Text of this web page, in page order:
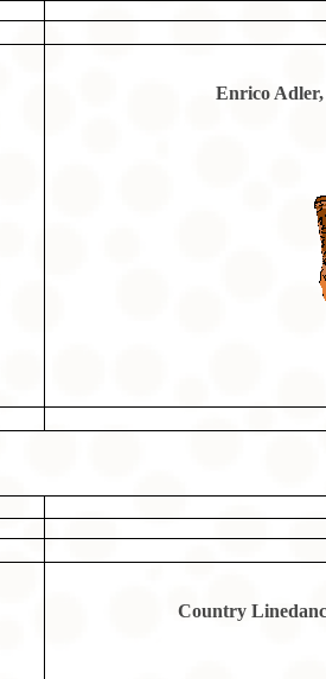
Enrico
Country